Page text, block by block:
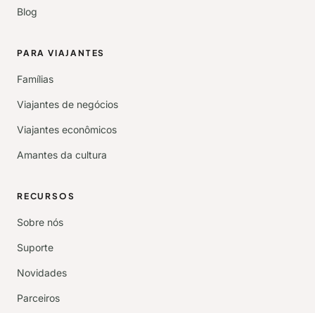
Blog
PARA VIAJANTES
Famílias
Viajantes de negócios
Viajantes econômicos
Amantes da cultura
RECURSOS
Sobre nós
Suporte
Novidades
Parceiros